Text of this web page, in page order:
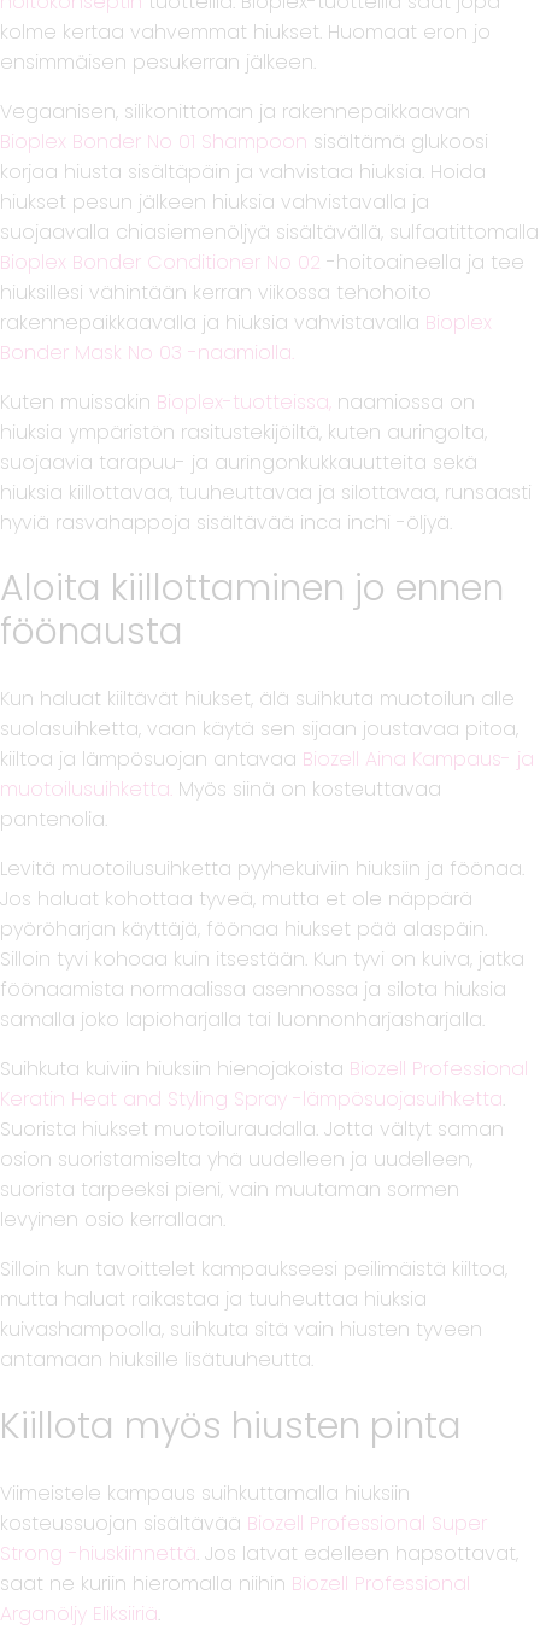
kolme kertaa vahvemmat hiukset. Huomaat eron jo
ensimmäisen pesukerran jälkeen.
Vegaanisen, silikonittoman ja rakennepaikkaavan
Bioplex Bonder No 01 Shampoon sisältämä glukoosi
korjaa hiusta sisältäpäin ja vahvistaa hiuksia. Hoida
hiukset pesun jälkeen hiuksia vahvistavalla ja
suojaavalla chiasiemenöljyä sisältävällä, sulfaatittomalla
Bioplex Bonder Conditioner No 02 -hoitoaineella ja tee
hiuksillesi vähintään kerran viikossa tehohoito
rakennepaikkaavalla ja hiuksia vahvistavalla Bioplex
Bonder Mask No 03 -naamiolla.
Kuten muissakin Bioplex-tuotteissa, naamiossa on
hiuksia ympäristön rasitustekijöiltä, kuten auringolta,
suojaavia tarapuu- ja auringonkukkauutteita sekä
hiuksia kiillottavaa, tuuheuttavaa ja silottavaa, runsaasti
hyviä rasvahappoja sisältävää inca inchi -öljyä.
Aloita kiillottaminen jo ennen
föönausta
Kun haluat kiiltävät hiukset, älä suihkuta muotoilun alle
suolasuihketta, vaan käytä sen sijaan joustavaa pitoa,
kiiltoa ja lämpösuojan antavaa Biozell Aina Kampaus- ja
muotoilusuihketta. Myös siinä on kosteuttavaa
pantenolia.
Levitä muotoilusuihketta pyyhekuiviin hiuksiin ja föönaa.
Jos haluat kohottaa tyveä, mutta et ole näppärä
pyöröharjan käyttäjä, föönaa hiukset pää alaspäin.
Silloin tyvi kohoaa kuin itsestään. Kun tyvi on kuiva, jatka
föönaamista normaalissa asennossa ja silota hiuksia
samalla joko lapioharjalla tai luonnonharjasharjalla.
Suihkuta kuiviin hiuksiin hienojakoista Biozell Professional
Keratin Heat and Styling Spray -lämpösuojasuihketta.
Suorista hiukset muotoiluraudalla. Jotta vältyt saman
osion suoristamiselta yhä uudelleen ja uudelleen,
suorista tarpeeksi pieni, vain muutaman sormen
levyinen osio kerrallaan.
Silloin kun tavoittelet kampaukseesi peilimäistä kiiltoa,
mutta haluat raikastaa ja tuuheuttaa hiuksia
kuivashampoolla, suihkuta sitä vain hiusten tyveen
antamaan hiuksille lisätuuheutta.
Kiillota myös hiusten pinta
Viimeistele kampaus suihkuttamalla hiuksiin
kosteussuojan sisältävää Biozell Professional Super
Strong -hiuskiinnettä. Jos latvat edelleen hapsottavat,
saat ne kuriin hieromalla niihin Biozell Professional
Arganöljy Eliksiiriä.